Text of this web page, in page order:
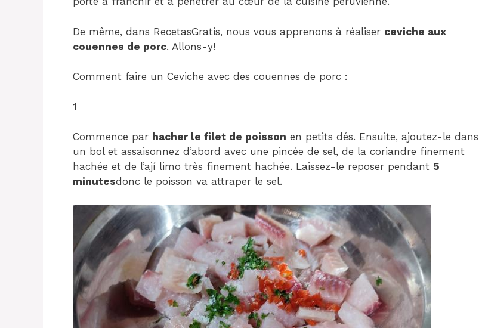
De même, dans RecetasGratis, nous vous apprenons à réaliser ceviche aux
couennes de porc. Allons-y!
Comment faire un Ceviche avec des couennes de porc :
1
Commence par hacher le filet de poisson en petits dés. Ensuite, ajoutez-le dans
un bol et assaisonnez d’abord avec une pincée de sel, de la coriandre finement
hachée et de l’ají limo très finement hachée. Laissez-le reposer pendant 5
minutesdonc le poisson va attraper le sel.